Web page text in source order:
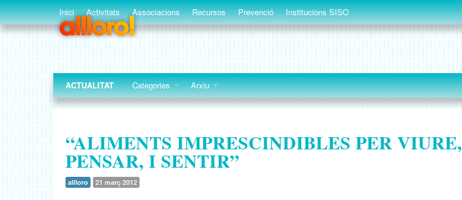
Inici Activitats Associacions Recursos Prevenció Institucions SISO
ACTUALITAT Categories Arxiu
“ALIMENTS IMPRESCINDIBLES PER VIURE,
PENSAR, I SENTIR”
allloro 21 març 2012